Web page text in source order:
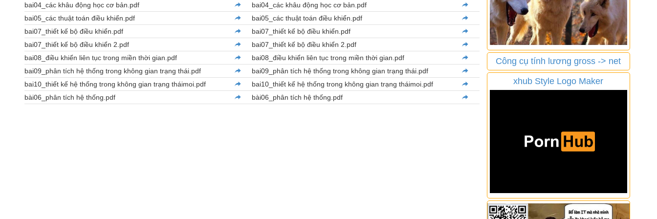
bai04_các khâu động học cơ bản.pdf
bai04_các khâu động học cơ bản.pdf
bai05_các thuật toán điều khiển.pdf
bai05_các thuật toán điều khiển.pdf
bai07_thiết kế bộ điều khiển.pdf
bai07_thiết kế bộ điều khiển.pdf
bai07_thiết kế bộ điều khiển 2.pdf
bai07_thiết kế bộ điều khiển 2.pdf
bai08_điều khiển liên tục trong miền thời gian.pdf
bai08_điều khiển liên tục trong miền thời gian.pdf
bai09_phân tích hệ thống trong không gian trạng thái.pdf
bai09_phân tích hệ thống trong không gian trạng thái.pdf
bai10_thiết kế hệ thống trong không gian trạng tháimoi.pdf
bai10_thiết kế hệ thống trong không gian trạng tháimoi.pdf
bài06_phân tích hệ thống.pdf
bài06_phân tích hệ thống.pdf
Công cụ tính lương gross -> net
xhub Style Logo Maker